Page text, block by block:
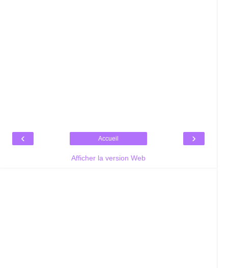
‹ ›
Accueil
Afficher la version Web